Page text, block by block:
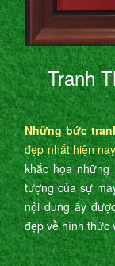
Tranh
Những bức
đẹp nhất hiện
khắc họa
tượng của sự
nội dung ấy
đẹp về hình thức